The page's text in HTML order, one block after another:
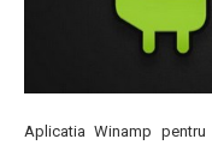
Aplicatia Winamp